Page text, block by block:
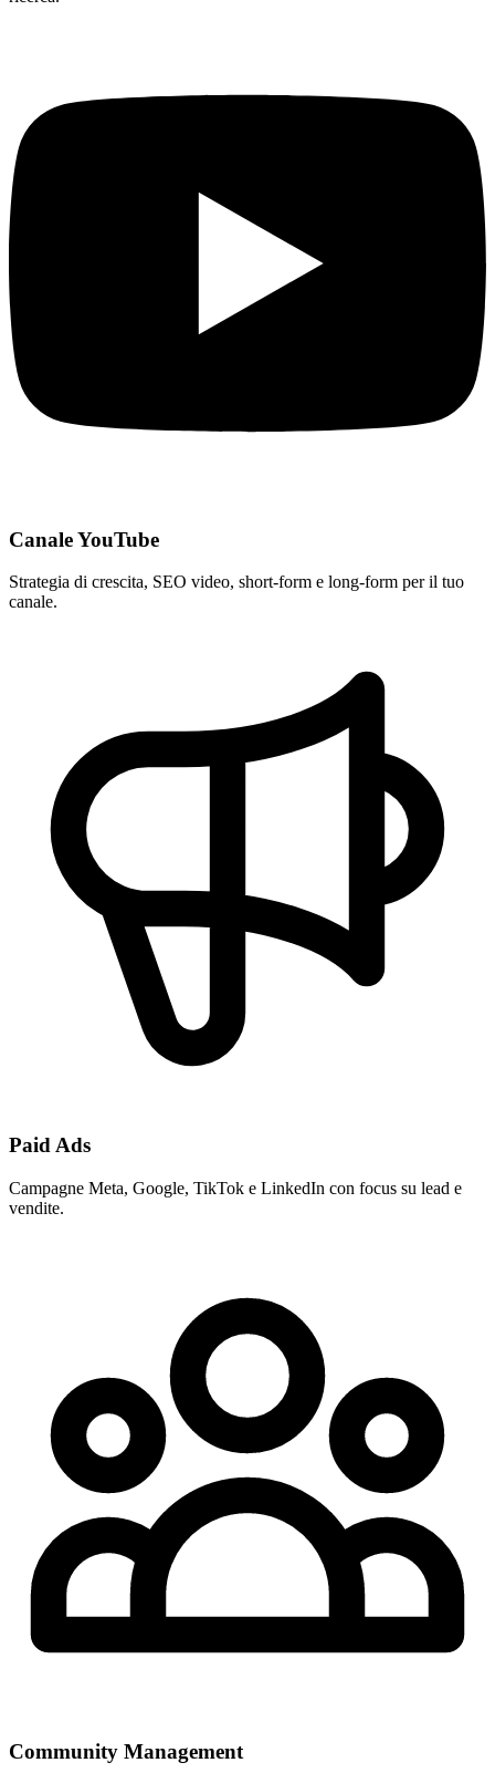
Canale YouTube
Strategia di crescita, SEO video, short-form e long-form per il tuo
canale.
Paid Ads
Campagne Meta, Google, TikTok e LinkedIn con focus su lead e
vendite.
Community Management